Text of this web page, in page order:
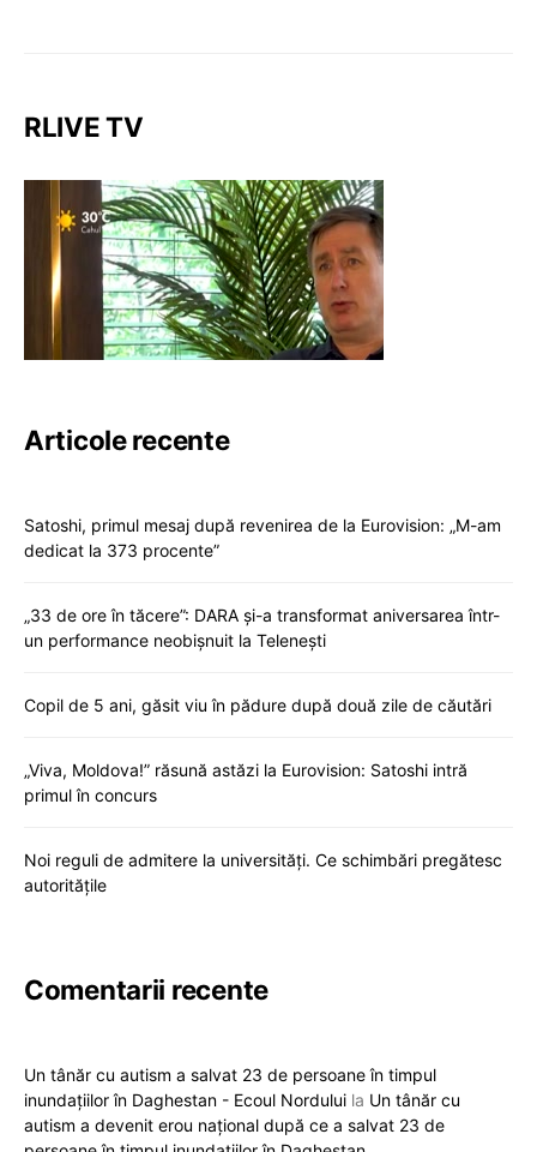
RLIVE TV
Articole recente
Satoshi, primul mesaj după revenirea de la Eurovision: „M-am
dedicat la 373 procente”
„33 de ore în tăcere”: DARA și-a transformat aniversarea într-
un performance neobișnuit la Telenești
Copil de 5 ani, găsit viu în pădure după două zile de căutări
„Viva, Moldova!” răsună astăzi la Eurovision: Satoshi intră
primul în concurs
Noi reguli de admitere la universități. Ce schimbări pregătesc
autoritățile
Comentarii recente
Un tânăr cu autism a salvat 23 de persoane în timpul
inundațiilor în Daghestan - Ecoul Nordului la Un tânăr cu
autism a devenit erou național după ce a salvat 23 de